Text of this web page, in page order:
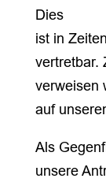
Dies
ist in
vertretbar.
verweisen
auf
Als
unsere